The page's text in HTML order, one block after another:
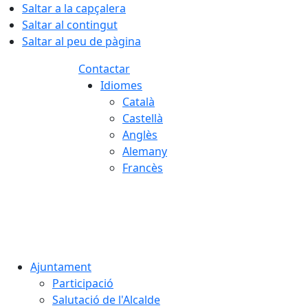
Saltar a la capçalera
Saltar al contingut
Saltar al peu de pàgina
Contactar
Idiomes
Català
Castellà
Anglès
Alemany
Francès
Ajuntament
Participació
Salutació de l'Alcalde